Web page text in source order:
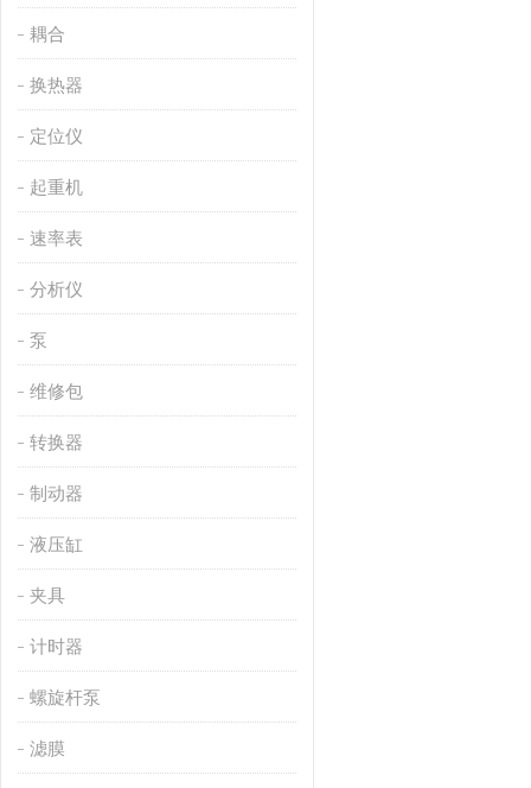
耦合
换热器
定位仪
起重机
速率表
分析仪
泵
维修包
转换器
制动器
液压缸
夹具
计时器
螺旋杆泵
滤膜